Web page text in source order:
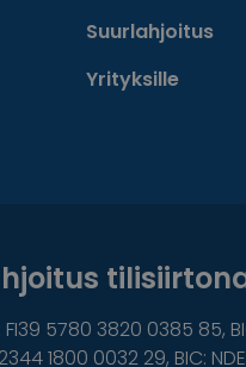
Suurlahjoitus
Yrityksille
5780 3820 0385 85,
1800 0032 29, BIC: